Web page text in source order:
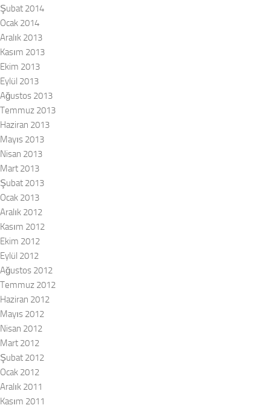
Şubat 2014
Ocak 2014
Aralık 2013
Kasım 2013
Ekim 2013
Eylül 2013
Ağustos 2013
Temmuz 2013
Haziran 2013
Mayıs 2013
Nisan 2013
Mart 2013
Şubat 2013
Ocak 2013
Aralık 2012
Kasım 2012
Ekim 2012
Eylül 2012
Ağustos 2012
Temmuz 2012
Haziran 2012
Mayıs 2012
Nisan 2012
Mart 2012
Şubat 2012
Ocak 2012
Aralık 2011
Kasım 2011